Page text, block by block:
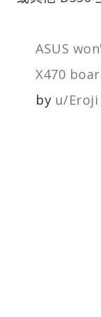
ASUS
X470
by u/Eroji